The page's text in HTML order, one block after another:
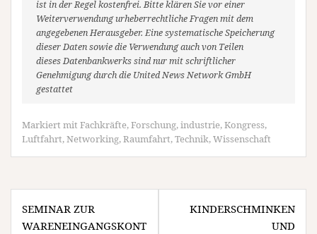
ist in der Regel kostenfrei. Bitte klären Sie vor einer
Weiterverwendung urheberrechtliche Fragen mit dem
angegebenen Herausgeber. Eine systematische Speicherung
dieser Daten sowie die Verwendung auch von Teilen
dieses Datenbankwerks sind nur mit schriftlicher
Genehmigung durch die United News Network GmbH
gestattet
Markiert mit Fachkräfte,Forschung,industrie,Kongress,
Luftfahrt,Networking,Raumfahrt,Technik,Wissenschaft
Beitragsnavigation
SEMINAR ZUR
WARENEINGANGSKONT
KINDERSCHMINKEN
UND